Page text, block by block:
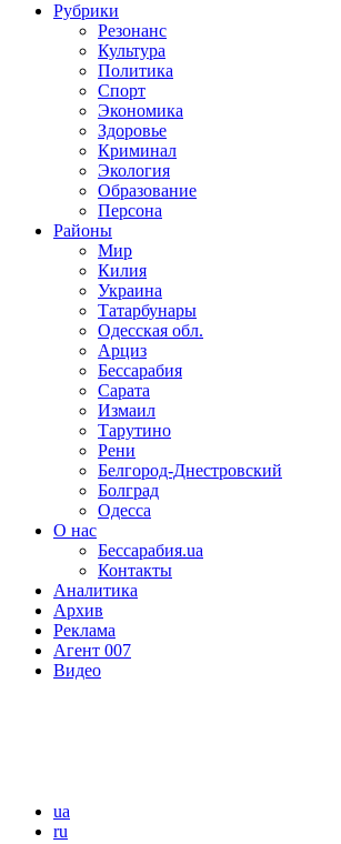
Рубрики
Резонанс
Культура
Политика
Спорт
Экономика
Здоровье
Криминал
Экология
Образование
Персона
Районы
Мир
Килия
Украина
Татарбунары
Одесская обл.
Арциз
Бессарабия
Сарата
Измаил
Тарутино
Рени
Белгород-Днестровский
Болград
Одесса
О нас
Бессарабия.ua
Контакты
Аналитика
Архив
Реклама
Агент 007
Видео
ua
ru